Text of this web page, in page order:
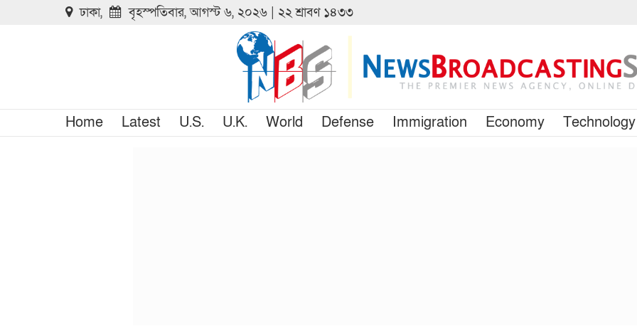
ঢাকা, বৃহস্পতিবার, আগস্ট ৬, ২০২৬ | ২২ শ্রাবণ ১৪৩৩
Home Latest U.S. U.K. World Defense Immigration Economy Technology